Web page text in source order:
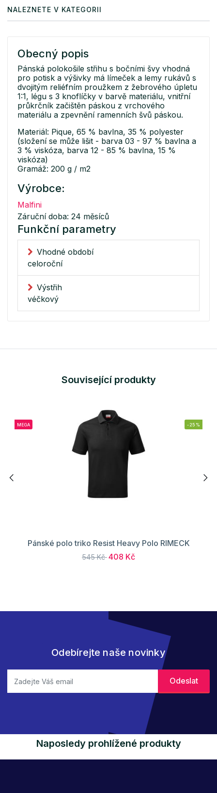
NALEZNETE V KATEGORII
Obecný popis
Pánská polokošile střihu s bočními švy vhodná
pro potisk a výšivky má límeček a lemy rukávů s
dvojitým reliéfním proužkem z žebrového úpletu
1:1, légu s 3 knoflíčky v barvě materiálu, vnitřní
průkrčník začištěn páskou z vrchového
materiálu a zpevnění ramenních švů páskou.
Materiál: Pique, 65 % bavlna, 35 % polyester
(složení se může lišit - barva 03 - 97 % bavlna a
3 % viskóza, barva 12 - 85 % bavlna, 15 %
viskóza)
Gramáž: 200 g / m2
Výrobce:
Malfini
Záruční doba: 24 měsíců
Funkční parametry
Vhodné období
celoroční
Výstřih
véčkový
Související produkty
MEGA -25%
Pánské polo triko Resist Heavy Polo RIMECK
545 Kč408 Kč
Odebírejte naše novinky
Naposledy prohlížené produkty